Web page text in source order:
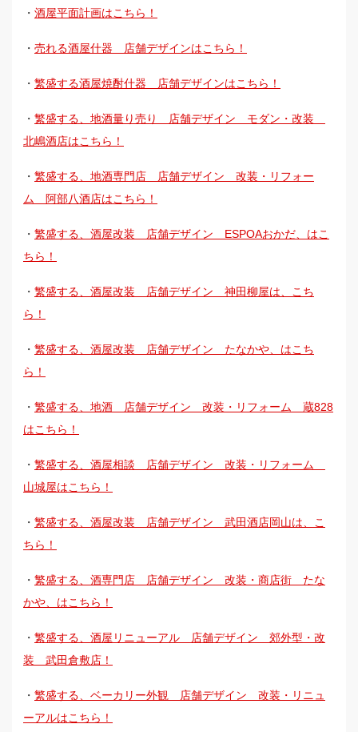
・ 酒屋平面計画はこちら！
・ 売れる酒屋什器 店舗デザインはこちら！
・ 繁盛する酒屋焼酎什器 店舗デザインはこちら！
・ 繁盛する、地酒量り売り 店舗デザイン モダン・改装
北嶋酒店はこちら！
・ 繁盛する、地酒専門店 店舗デザイン 改装・リフォー
ム 阿部八酒店はこちら！
・ 繁盛する、酒屋改装 店舗デザイン ESPOAおかだ、はこ
ちら！
・ 繁盛する、酒屋改装 店舗デザイン 神田柳屋は、こち
ら！
・ 繁盛する、酒屋改装 店舗デザイン たなかや、はこち
ら！
・ 繁盛する、地酒 店舗デザイン 改装・リフォーム 蔵828
はこちら！
・ 繁盛する、酒屋相談 店舗デザイン 改装・リフォーム
山城屋はこちら！
・ 繁盛する、酒屋改装 店舗デザイン 武田酒店岡山は、こ
ちら！
・ 繁盛する、酒専門店 店舗デザイン 改装・商店街 たな
かや、はこちら！
・ 繁盛する、酒屋リニューアル 店舗デザイン 郊外型・改
装 武田倉敷店！
・ 繁盛する、ベーカリー外観 店舗デザイン 改装・リニュ
ーアルはこちら！